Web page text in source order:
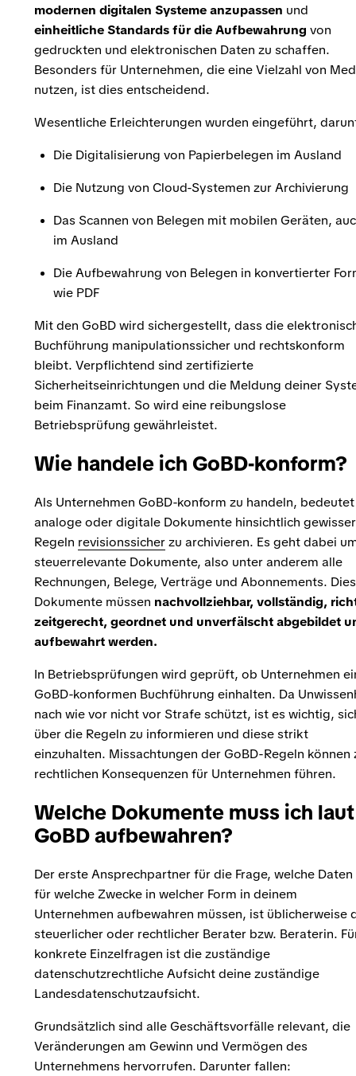
modernen digitalen Systeme anzupassen und
einheitliche Standards für die Aufbewahrung von
gedruckten und elektronischen Daten zu schaffen.
Besonders für Unternehmen, die eine Vielzahl von
nutzen, ist dies entscheidend.
Wesentliche Erleichterungen wurden eingeführt,
Die Digitalisierung von Papierbelegen im Ausland
Die Nutzung von Cloud-Systemen zur Archivierung
Das Scannen von Belegen mit mobilen Geräten,
im Ausland
Die Aufbewahrung von Belegen in konvertierter
wie PDF
Mit den GoBD wird sichergestellt, dass die
Buchführung manipulationssicher und rechtskonform
bleibt. Verpflichtend sind zertifizierte
Sicherheitseinrichtungen und die Meldung deiner
beim Finanzamt. So wird eine reibungslose
Betriebsprüfung gewährleistet.
Wie handele ich GoBD-konform?
Als Unternehmen GoBD-konform zu handeln, bedeutet
analoge oder digitale Dokumente hinsichtlich gewisser
Regeln revisionssicherzu archivieren. Es geht dabei
steuerrelevante Dokumente, also unter anderem alle
Rechnungen, Belege, Verträge und Abonnements.
Dokumente müssen nachvollziehbar, vollständig,
zeitgerecht, geordnet und unverfälscht abgebildet
aufbewahrt werden.
In Betriebsprüfungen wird geprüft, ob Unternehmen
GoBD-konformen Buchführung einhalten. Da
nach wie vor nicht vor Strafe schützt, ist es wichtig,
über die Regeln zu informieren und diese strikt
einzuhalten. Missachtungen der GoBD-Regeln können
rechtlichen Konsequenzen für Unternehmen führen.
Welche Dokumente muss ich laut
GoBD aufbewahren?
Der erste Ansprechpartner für die Frage, welche Daten
für welche Zwecke in welcher Form in deinem
Unternehmen aufbewahren müssen, ist üblicherweise
steuerlicher oder rechtlicher Berater bzw. Beraterin.
konkrete Einzelfragen ist die zuständige
datenschutzrechtliche Aufsicht deine zuständige
Landesdatenschutzaufsicht.
Grundsätzlich sind alle Geschäftsvorfälle relevant, die
Veränderungen am Gewinn und Vermögen des
Unternehmens hervorrufen. Darunter fallen: